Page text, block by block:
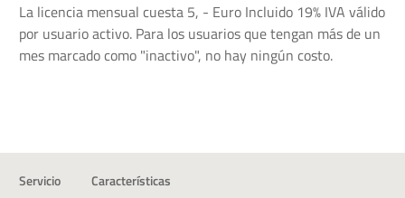
La licencia mensual cuesta 5, - Euro Incluido 19% IVA válido
por usuario activo. Para los usuarios que tengan más de un
mes marcado como "inactivo", no hay ningún costo.
Servicio
Características